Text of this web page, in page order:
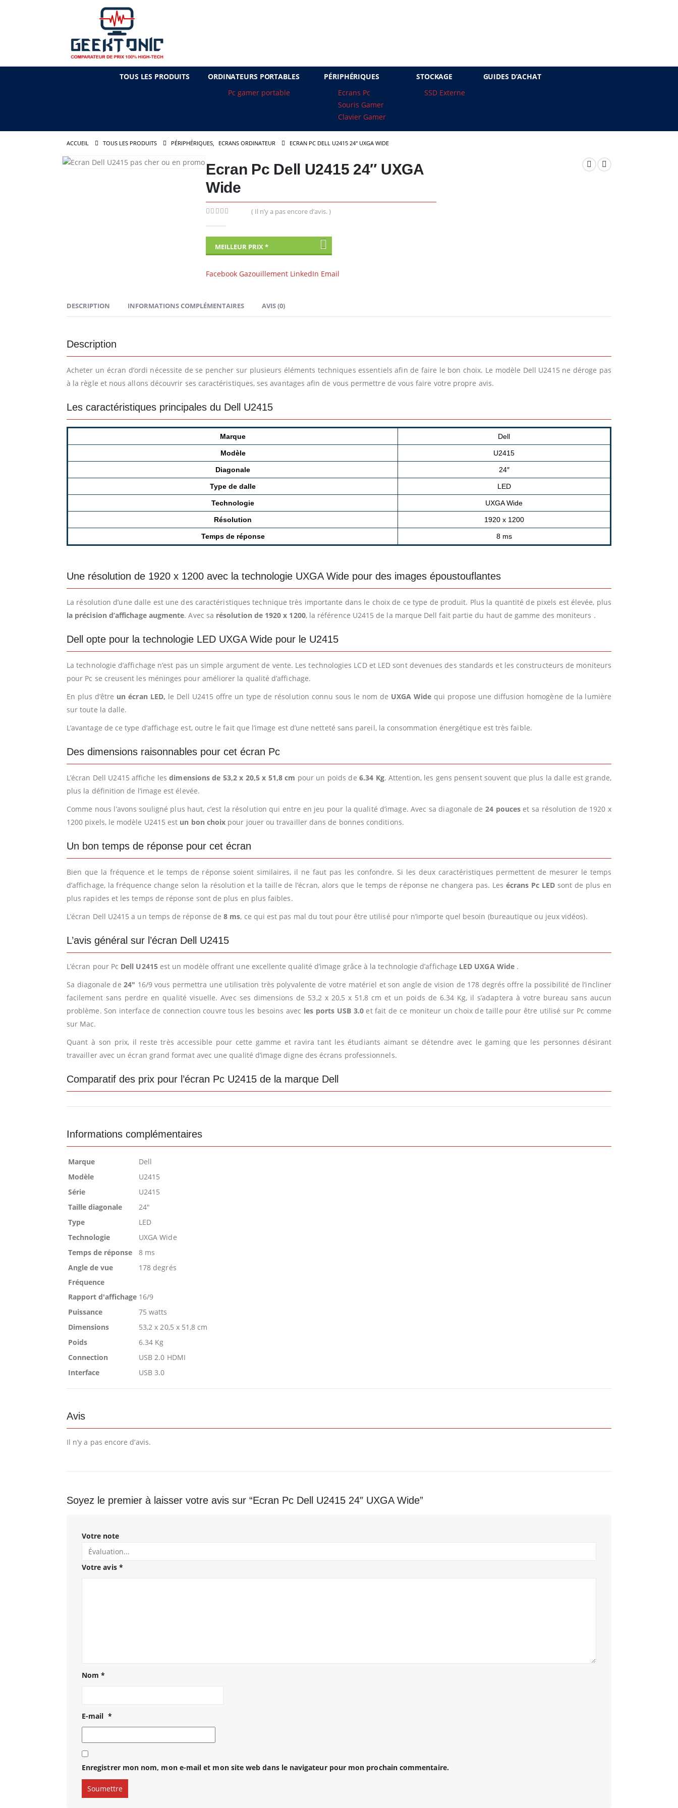
TOUS LES PRODUITS
ORDINATEURS PORTABLES
Pc gamer portable
PÉRIPHÉRIQUES
Ecrans Pc
Souris Gamer
Clavier Gamer
STOCKAGE
SSD Externe
GUIDES D’ACHAT
ACCUEIL TOUS LES PRODUITS PÉRIPHÉRIQUES, ECRANS ORDINATEUR ECRAN PC DELL U2415 24″ UXGA WIDE
Ecran Pc Dell U2415 24″ UXGA
Wide
( Il n’y a pas encore d’avis. )
MEILLEUR PRIX *
Facebook Gazouillement LinkedIn Email
DESCRIPTION INFORMATIONS COMPLÉMENTAIRES AVIS (0)
Description
Acheter un écran d’ordi nécessite de se pencher sur plusieurs éléments techniques essentiels afin de faire le bon choix. Le modèle Dell U2415 ne déroge pas
à la règle et nous allons découvrir ses caractéristiques, ses avantages afin de vous permettre de vous faire votre propre avis.
Les caractéristiques principales du Dell U2415
Marque Dell
Modèle U2415
Diagonale 24″
Type de dalle LED
Technologie UXGA Wide
Résolution 1920 x 1200
Temps de réponse 8 ms
Une résolution de 1920 x 1200 avec la technologie UXGA Wide pour des images époustouflantes
La résolution d’une dalle est une des caractéristiques technique très importante dans le choix de ce type de produit. Plus la quantité de pixels est élevée, plus
la précision d’affichage augmente. Avec sa résolution de 1920 x 1200, la référence U2415 de la marque Dell fait partie du haut de gamme des moniteurs .
Dell opte pour la technologie LED UXGA Wide pour le U2415
La technologie d’affichage n’est pas un simple argument de vente. Les technologies LCD et LED sont devenues des standards et les constructeurs de moniteurs
pour Pc se creusent les méninges pour améliorer la qualité d’affichage.
En plus d’être un écran LED, le Dell U2415 offre un type de résolution connu sous le nom de UXGA Wide qui propose une diffusion homogène de la lumière
sur toute la dalle.
L’avantage de ce type d’affichage est, outre le fait que l’image est d’une netteté sans pareil, la consommation énergétique est très faible.
Des dimensions raisonnables pour cet écran Pc
L’écran Dell U2415 affiche lesdimensions de 53,2 x 20,5 x 51,8 cm pour un poids de 6.34 Kg. Attention, les gens pensent souvent que plus la dalle est grande,
plus la définition de l’image est élevée.
Comme nous l’avons souligné plus haut, c’est la résolution qui entre en jeu pour la qualité d’image. Avec sa diagonale de 24 pouces et sa résolution de 1920 x
1200 pixels, le modèle U2415 est un bon choix pour jouer ou travailler dans de bonnes conditions.
Un bon temps de réponse pour cet écran
Bien que la fréquence et le temps de réponse soient similaires, il ne faut pas les confondre. Si les deux caractéristiques permettent de mesurer le temps
d’affichage, la fréquence change selon la résolution et la taille de l’écran, alors que le temps de réponse ne changera pas. Les écrans Pc LED sont de plus en
plus rapides et les temps de réponse sont de plus en plus faibles.
L’écran Dell U2415 a un temps de réponse de8 ms, ce qui est pas mal du tout pour être utilisé pour n’importe quel besoin (bureautique ou jeux vidéos).
L’avis général sur l’écran Dell U2415
L’écran pour Pc Dell U2415 est un modèle offrant une excellente qualité d’image grâce à la technologie d’affichage LED UXGA Wide .
Sa diagonale de24″ 16/9 vous permettra une utilisation très polyvalente de votre matériel et son angle de vision de 178 degrés offre la possibilité de l’incliner
facilement sans perdre en qualité visuelle. Avec ses dimensions de 53,2 x 20,5 x 51,8 cm et un poids de 6.34 Kg, il s’adaptera à votre bureau sans aucun
problème. Son interface de connection couvre tous les besoins avec les ports USB 3.0 et fait de ce moniteur un choix de taille pour être utilisé sur Pc comme
sur Mac.
Quant à son prix, il reste très accessible pour cette gamme et ravira tant les étudiants aimant se détendre avec le gaming que les personnes désirant
travailler avec un écran grand format avec une qualité d’image digne des écrans professionnels.
Comparatif des prix pour l’écran Pc U2415 de la marque Dell
Informations complémentaires
Marque
Dell
Modèle
U2415
Série
U2415
Taille diagonale
24"
Type
LED
Technologie
UXGA Wide
Temps de réponse
8 ms
Angle de vue
178 degrés
Fréquence
Rapport d'affichage 16/9
Puissance
75 watts
Dimensions
53,2 x 20,5 x 51,8 cm
Poids
6.34 Kg
Connection
USB 2.0 HDMI
Interface
USB 3.0
Avis
Il n’y a pas encore d’avis.
Soyez le premier à laisser votre avis sur “Ecran Pc Dell U2415 24″ UXGA Wide”
Votre note
Votre avis *
Nom*
E-mail *
Enregistrer mon nom, mon e-mail et mon site web dans le navigateur pour mon prochain commentaire.